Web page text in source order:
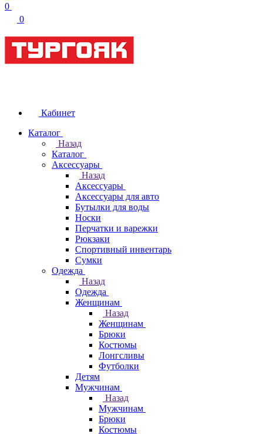
0
0
Кабинет
Каталог
Назад
Каталог
Аксессуары
Назад
Аксессуары
Аксессуары для авто
Бутылки для воды
Носки
Перчатки и варежки
Рюкзаки
Спортивный инвентарь
Сумки
Одежда
Назад
Одежда
Женщинам
Назад
Женщинам
Брюки
Костюмы
Лонгсливы
Футболки
Детям
Мужчинам
Назад
Мужчинам
Брюки
Костюмы